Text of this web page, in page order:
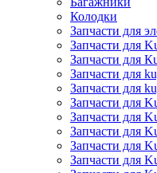
Колодки
Запчасти для
Запчасти для
Запчасти для
Запчасти для
Запчасти для
Запчасти для
Запчасти для
Запчасти для
Запчасти для
Запчасти для